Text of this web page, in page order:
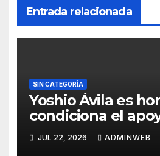
Entrada relacionada
SIN CATEGORÍA
Yoshio Ávila es
condiciona el
figura política por
candidatura
JUL 22, 2026 ADMINWEB